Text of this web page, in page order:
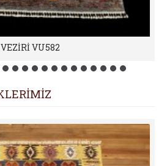
VEZİRİ VU582